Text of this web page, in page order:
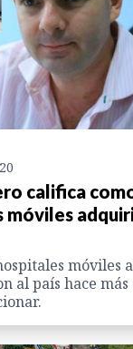
califica
móviles
móviles
al país hace más